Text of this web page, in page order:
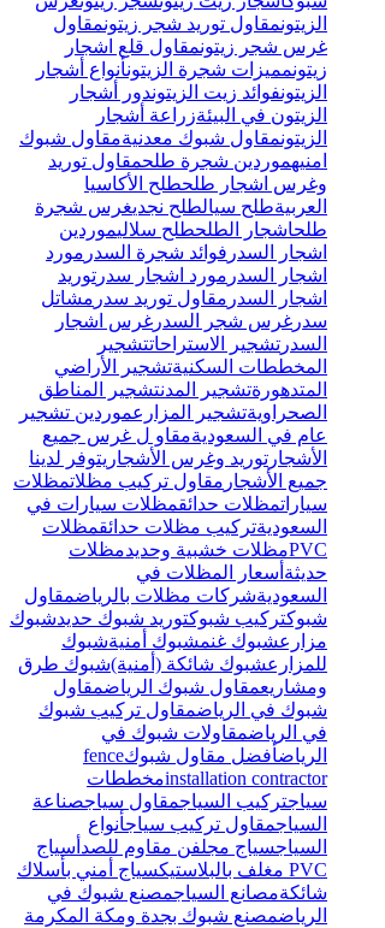
الزيتونمقاول توريد شجر زيتونمقاول
غرس شجر زيتونمقاول قلع اشجار
زيتونمميزات شجرة الزيتونأنواع أشجار
الزيتونفوائد زيت الزيتوندور أشجار
الزيتون في البيئةزراعة أشجار
الزيتونمقاول شبوك معدنيةمقاول شبوك
امنيهموردين شجرة طلحمقاول توريد
وغرس اشجار طلحطلح الأكاسيا
العربيةطلح سيالطلح نجديغرس شجرة
طلحاشجار الطلحطلح سلاليموردين
اشجار السدر فوائد شجرة السدر مورد
اشجار السدر مورد اشجار سدر توريد
اشجار السدر مقاول توريد سدر مشاتل
سدر غرس شجر السدر غرس اشجار
السدر تشجير الاستراحاتتشجير
المخططات السكنيةتشجير الأراضي
المتدهورةتشجير المدنتشجير المناطق
الصحراويةتشجير المزارعموردين تشجير
عام في السعوديةمقاو ل غرس جميع
الأشجار توريد وغرس الأشجار يتوفر لدينا
جميع الأشجار مقاول تركيب مظلاتمظلات
سياراتمظلات حدائقمظلات سيارات في
السعوديةتركيب مظلات حدائقمظلات
PVCمظلات خشبية وحديدمظلات
حديثة أسعار المظلات في
السعوديةشركات مظلات بالرياضمقاول
شبوكتركيب شبوكتوريد شبوك حديدشبوك
مزارعشبوك غنمشبوك أمنيةشبوك
للمزارعشبوك شائكة (أمنية)شبوك طرق
ومشاريعمقاول شبوك الرياضمقاول
شبوك في الرياضمقاول تركيب شبوك
في الرياضمقاولات شبوك في
الرياضأفضل مقاول شبوكfence
installation contractorمخططات
سياجتركيب السياجمقاول سياجصناعة
السياجمقاول تركيب سياجأنواع
السياجسياج مجلفن مقاوم للصدأ سياج
PVC مغلف بالبلاستيك
سياج أمني بأسلاك
شائكةمصانع السياجمصنع شبوك في
الرياضمصنع شبوك بجدة ومكة المكرمة